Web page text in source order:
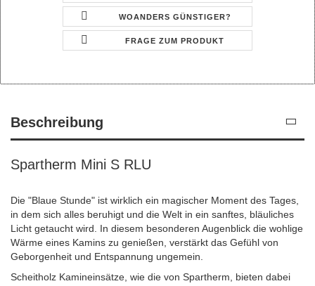
WOANDERS GÜNSTIGER?
FRAGE ZUM PRODUKT
Beschreibung
Spartherm Mini S RLU
Die "Blaue Stunde" ist wirklich ein magischer Moment des Tages,
in dem sich alles beruhigt und die Welt in ein sanftes, bläuliches
Licht getaucht wird. In diesem besonderen Augenblick die wohlige
Wärme eines Kamins zu genießen, verstärkt das Gefühl von
Geborgenheit und Entspannung ungemein.
Scheitholz Kamineinsätze, wie die von Spartherm, bieten dabei